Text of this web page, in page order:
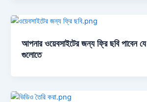
আপনার ওয়েবসাইটের জন্য ফ্রি ছবি পাবেন
গুলোতে